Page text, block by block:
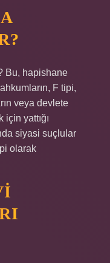
Bu, hapishane
F tipi,
veya devlete
yattığı
siyasi suçlular
olarak